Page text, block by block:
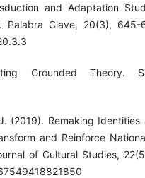
and Adaptation
Palabra Clave, 20(3), 645-
Grounded Theory.
(2019). Remaking Identities
and Reinforce
of Cultural Studies,